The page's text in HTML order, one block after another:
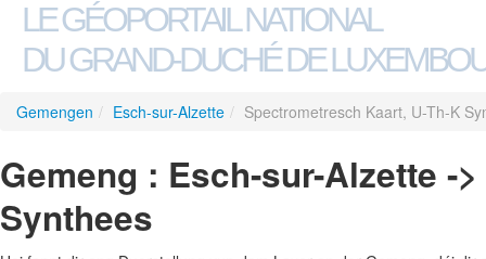
LE GÉOPORTAIL NATIONAL
DU GRAND-DUCHÉ DE
Gemengen / Esch-sur-Alzette / Spectrometresch Kaart, U-Th-K
Gemeng : Esch-sur-Alzette -
Synthees